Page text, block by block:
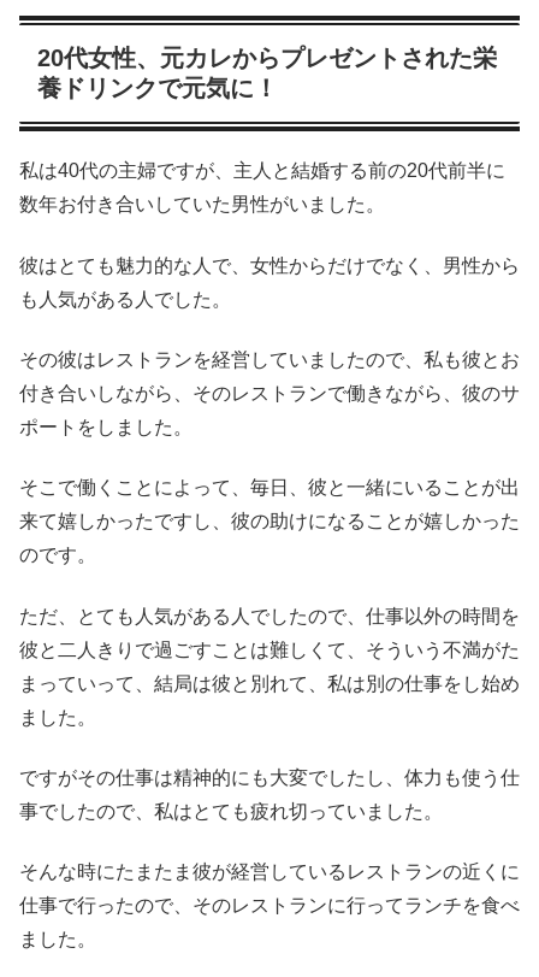
20代女性、元カレからプレゼントされた栄
養ドリンクで元気に！
私は40代の主婦ですが、主人と結婚する前の20代前半に
数年お付き合いしていた男性がいました。
彼はとても魅力的な人で、女性からだけでなく、男性から
も人気がある人でした。
その彼はレストランを経営していましたので、私も彼とお
付き合いしながら、そのレストランで働きながら、彼のサ
ポートをしました。
そこで働くことによって、毎日、彼と一緒にいることが出
来て嬉しかったですし、彼の助けになることが嬉しかった
のです。
ただ、とても人気がある人でしたので、仕事以外の時間を
彼と二人きりで過ごすことは難しくて、そういう不満がた
まっていって、結局は彼と別れて、私は別の仕事をし始め
ました。
ですがその仕事は精神的にも大変でしたし、体力も使う仕
事でしたので、私はとても疲れ切っていました。
そんな時にたまたま彼が経営しているレストランの近くに
仕事で行ったので、そのレストランに行ってランチを食べ
ました。